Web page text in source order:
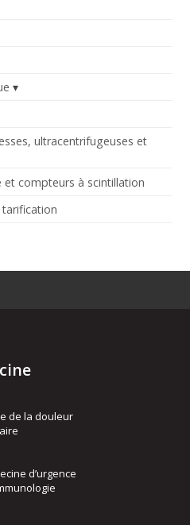
ultracentrifugeuses et
compteurs à scintillation
de la douleur
d’urgence